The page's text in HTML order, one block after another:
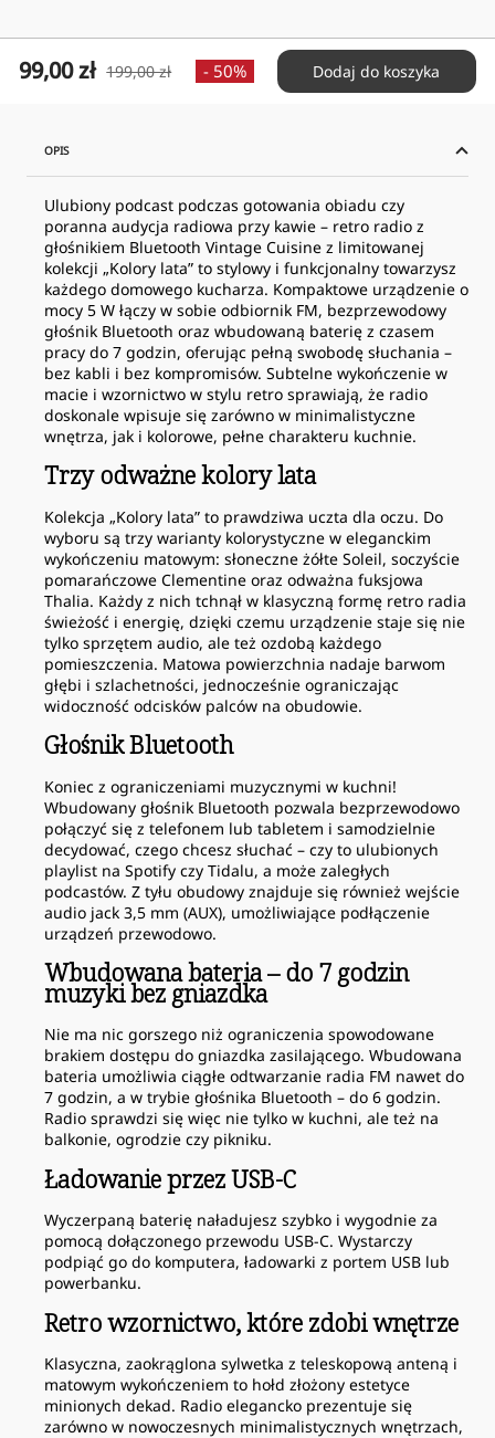
Dodaj do koszyka
Cena
99,00 zł Cena
199,00 zł - 50%
OPIS
Ulubiony podcast podczas gotowania obiadu czy
poranna audycja radiowa przy kawie – retro radio z
głośnikiem Bluetooth Vintage Cuisine z limitowanej
kolekcji „Kolory lata” to stylowy i funkcjonalny towarzysz
każdego domowego kucharza. Kompaktowe urządzenie o
mocy 5 W łączy w sobie odbiornik FM, bezprzewodowy
głośnik Bluetooth oraz wbudowaną baterię z czasem
pracy do 7 godzin, oferując pełną swobodę słuchania –
bez kabli i bez kompromisów. Subtelne wykończenie w
macie i wzornictwo w stylu retro sprawiają, że radio
doskonale wpisuje się zarówno w minimalistyczne
wnętrza, jak i kolorowe, pełne charakteru kuchnie.
Trzy odważne kolory lata
Kolekcja „Kolory lata” to prawdziwa uczta dla oczu. Do
wyboru są trzy warianty kolorystyczne w eleganckim
wykończeniu matowym: słoneczne żółte Soleil, soczyście
pomarańczowe Clementine oraz odważna fuksjowa
Thalia. Każdy z nich tchnął w klasyczną formę retro radia
świeżość i energię, dzięki czemu urządzenie staje się nie
tylko sprzętem audio, ale też ozdobą każdego
pomieszczenia. Matowa powierzchnia nadaje barwom
głębi i szlachetności, jednocześnie ograniczając
widoczność odcisków palców na obudowie.
Głośnik Bluetooth
Koniec z ograniczeniami muzycznymi w kuchni!
Wbudowany głośnik Bluetooth pozwala bezprzewodowo
połączyć się z telefonem lub tabletem i samodzielnie
decydować, czego chcesz słuchać – czy to ulubionych
playlist na Spotify czy Tidalu, a może zaległych
podcastów. Z tyłu obudowy znajduje się również wejście
audio jack 3,5 mm (AUX), umożliwiające podłączenie
urządzeń przewodowo.
Wbudowana bateria – do 7 godzin
muzyki bez gniazdka
Nie ma nic gorszego niż ograniczenia spowodowane
brakiem dostępu do gniazdka zasilającego. Wbudowana
bateria umożliwia ciągłe odtwarzanie radia FM nawet do
7 godzin, a w trybie głośnika Bluetooth – do 6 godzin.
Radio sprawdzi się więc nie tylko w kuchni, ale też na
balkonie, ogrodzie czy pikniku.
Ładowanie przez USB-C
Wyczerpaną baterię naładujesz szybko i wygodnie za
pomocą dołączonego przewodu USB-C. Wystarczy
podpiąć go do komputera, ładowarki z portem USB lub
powerbanku.
Retro wzornictwo, które zdobi wnętrze
Klasyczna, zaokrąglona sylwetka z teleskopową anteną i
matowym wykończeniem to hołd złożony estetyce
minionych dekad. Radio elegancko prezentuje się
zarówno w nowoczesnych minimalistycznych wnętrzach,